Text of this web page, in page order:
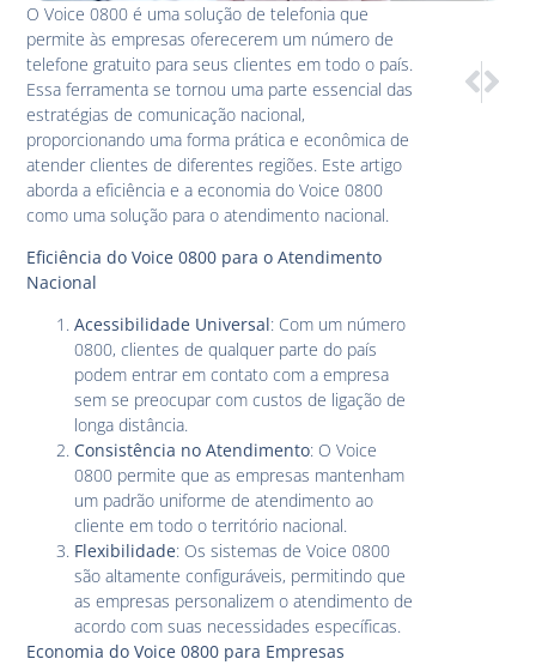
O Voice 0800 é uma solução de telefonia que
permite às empresas oferecerem um número de
telefone gratuito para seus clientes em todo o país.
Essa ferramenta se tornou uma parte essencial das
estratégias de comunicação nacional,
proporcionando uma forma prática e econômica de
atender clientes de diferentes regiões. Este artigo
aborda a eficiência e a economia do Voice 0800
como uma solução para o atendimento nacional.
Eficiência do Voice 0800 para o Atendimento
Nacional
Acessibilidade Universal: Com um número
0800, clientes de qualquer parte do país
podem entrar em contato com a empresa
sem se preocupar com custos de ligação de
longa distância.
Consistência no Atendimento: O Voice
0800 permite que as empresas mantenham
um padrão uniforme de atendimento ao
cliente em todo o território nacional.
Flexibilidade: Os sistemas de Voice 0800
são altamente configuráveis, permitindo que
as empresas personalizem o atendimento de
acordo com suas necessidades específicas.
Economia do Voice 0800 para Empresas
Como
Voice